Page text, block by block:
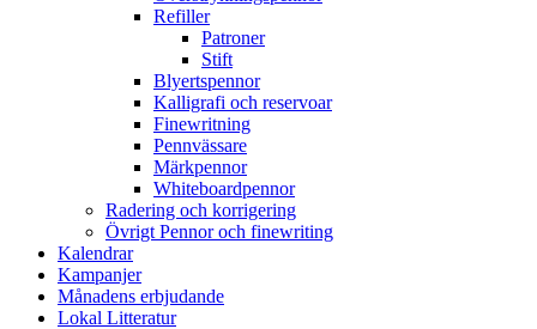
Refiller
Patroner
Stift
Blyertspennor
Kalligrafi och reservoar
Finewritning
Pennvässare
Märkpennor
Whiteboardpennor
Radering och korrigering
Övrigt Pennor och finewriting
Kalendrar
Kampanjer
Månadens erbjudande
Lokal Litteratur